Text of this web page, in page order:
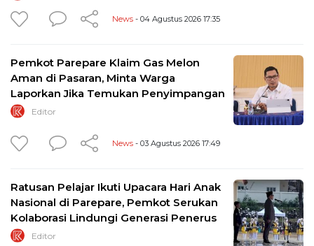
News - 04 Agustus 2026 17:35
Pemkot Parepare Klaim Gas Melon
Aman di Pasaran, Minta Warga
Laporkan Jika Temukan Penyimpangan
Editor
News - 03 Agustus 2026 17:49
Ratusan Pelajar Ikuti Upacara Hari Anak
Nasional di Parepare, Pemkot Serukan
Kolaborasi Lindungi Generasi Penerus
Editor